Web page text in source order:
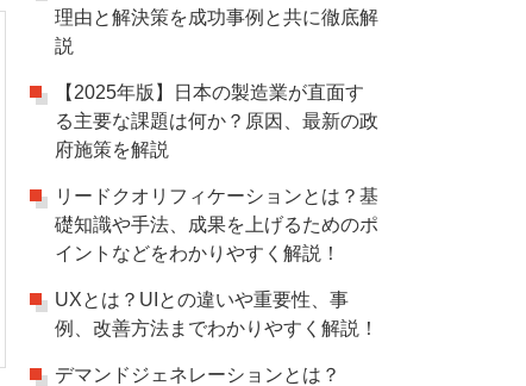
理由と解決策を成功事例と共に徹底解
説
【2025年版】日本の製造業が直面す
る主要な課題は何か？原因、最新の政
府施策を解説
リードクオリフィケーションとは？基
礎知識や手法、成果を上げるためのポ
イントなどをわかりやすく解説！
UXとは？UIとの違いや重要性、事
例、改善方法までわかりやすく解説！
デマンドジェネレーションとは？